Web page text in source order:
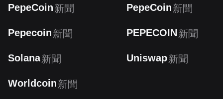
PepeCoin新聞 PepeCoin新聞
Pepecoin新聞 PEPECOIN新聞
Solana新聞 Uniswap新聞
Worldcoin新聞